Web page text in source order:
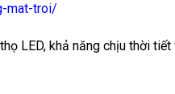
mat-troi/
LED, khả năng chịu thời tiết